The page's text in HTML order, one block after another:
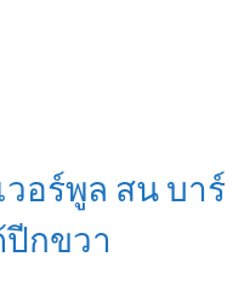
วอร์พูล สน บาร์
ปีกขวา